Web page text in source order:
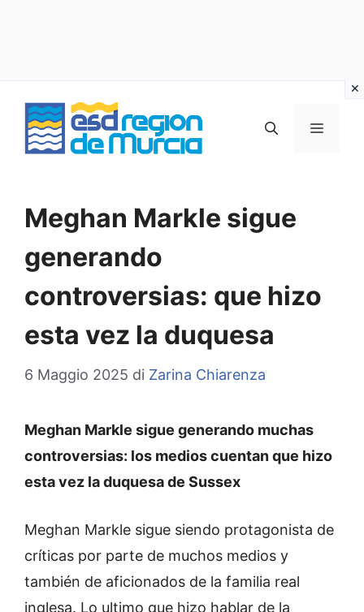
contenuto
MENU
Meghan Markle sigue
generando
controversias: que hizo
esta vez la duquesa
6 Maggio 2025 di Zarina Chiarenza
Meghan Markle sigue generando muchas
controversias: los medios cuentan que hizo
esta vez la duquesa de Sussex
Meghan Markle sigue siendo protagonista de
críticas por parte de muchos medios y
también de aficionados de la familia real
inglesa. Lo ultimo que hizo hablar de la